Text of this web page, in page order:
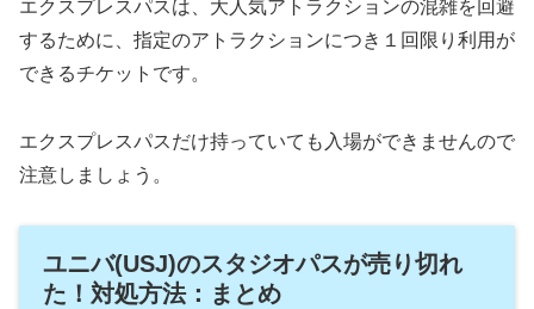
エクスプレスパスは、大人気アトラクションの混雑を回避
するために、指定のアトラクションにつき１回限り利用が
できるチケットです。
エクスプレスパスだけ持っていても入場ができませんので
注意しましょう。
ユニバ(USJ)のスタジオパスが売り切れ
た！対処方法：まとめ